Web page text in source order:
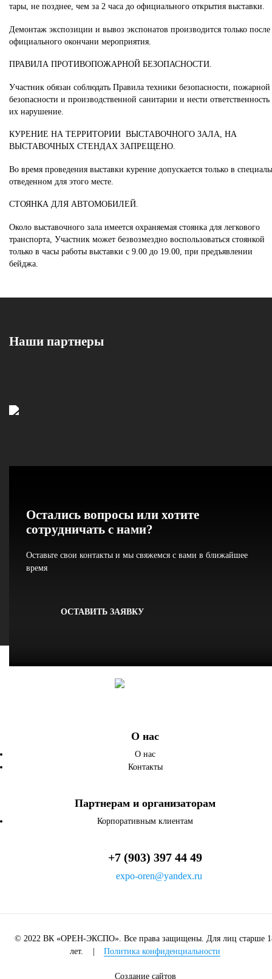
тары, не позднее, чем за 2 часа до официального открытия выставки.
Демонтаж экспозиции и вывоз экспонатов производится только после
официального окончани мероприятия.
ПРАВИЛА ПРОТИВОПОЖАРНОЙ БЕЗОПАСНОСТИ.
Участник обязан соблюдать Правила техники безопасности, пожарной
безопасности и производственной санитарии и нести ответственность
их нарушение.
КУРЕНИЕ НА ТЕРРИТОРИИ ВЫСТАВОЧНОГО ЗАЛА, НА
ВЫСТАВОЧНЫХ СТЕНДАХ ЗАПРЕЩЕНО.
Во время проведения выставки курение допускается только в
отведенном для этого месте.
СТОЯНКА ДЛЯ АВТОМОБИЛЕЙ.
Около выставочного зала имеется охраняемая стоянка для легкового
транспорта, Участник может безвозмездно воспользоваться стоянкой
только в часы работы выставки с 9.00 до 19.00, при предъявлении
бейджа.
Наши партнеры
Остались вопросы или хотите
сотрудничать с нами?
Оставьте свои контакты и мы свяжемся с вами в ближайшее
время
ОСТАВИТЬ ЗАЯВКУ
О нас
О нас
Контакты
Партнерам и организаторам
Корпоративным клиентам
+7 (903) 397 44 49
expo-oren@yandex.ru
© 2022 ВК «ОРЕН-ЭКСПО». Все права защищены. Для лиц старше
лет.
Политика конфиденциальности
Создание сайтов